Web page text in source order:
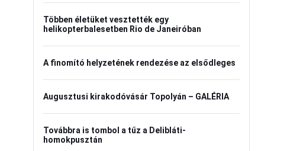
Többen életüket vesztették egy
helikopterbalesetben Rio de Janeiróban
A finomító helyzetének rendezése az elsődleges
Augusztusi kirakodóvásár Topolyán – GALÉRIA
Továbbra is tombol a tűz a Delibláti-
homokpusztán